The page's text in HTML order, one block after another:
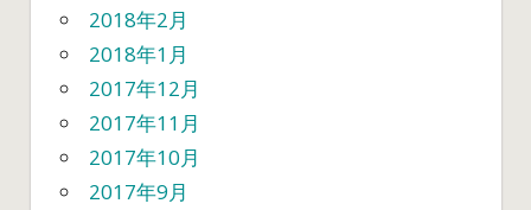
2018年2月
2018年1月
2017年12月
2017年11月
2017年10月
2017年9月